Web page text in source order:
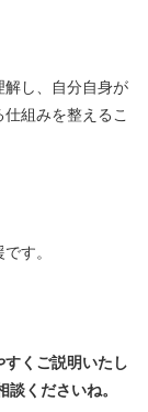
解し、自分自身が
組みを整えるこ
す。
くご説明いたし
くださいね。